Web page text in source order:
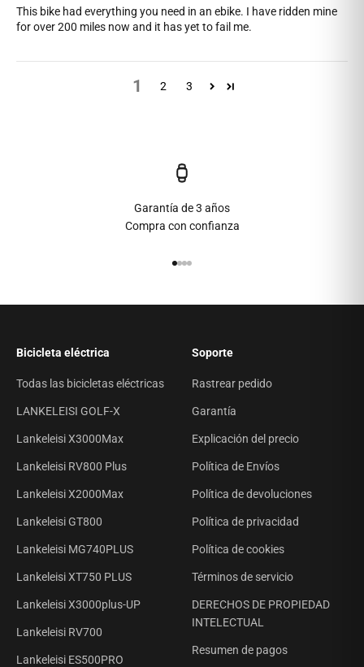
This bike had everything you need in an ebike. I have ridden mine
for over 200 miles now and it has yet to fail me.
1 2 3
Garantía de 3 años
Compra con confianza
Bicicleta eléctrica
Todas las bicicletas eléctricas
LANKELEISI GOLF-X
Lankeleisi X3000Max
Lankeleisi RV800 Plus
Lankeleisi X2000Max
Lankeleisi GT800
Lankeleisi MG740PLUS
Lankeleisi XT750 PLUS
Lankeleisi X3000plus-UP
Lankeleisi RV700
Lankeleisi ES500PRO
Soporte
Rastrear pedido
Garantía
Explicación del precio
Política de Envíos
Política de devoluciones
Política de privacidad
Política de cookies
Términos de servicio
DERECHOS DE PROPIEDAD
INTELECTUAL
Resumen de pagos